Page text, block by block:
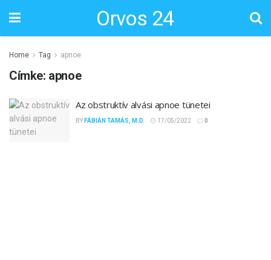
Orvos 24
Home Tag apnoe
Címke: apnoe
Az obstruktív alvási apnoe tünetei
BY FÁBIÁN TAMÁS, M.D. 17/05/2022 0